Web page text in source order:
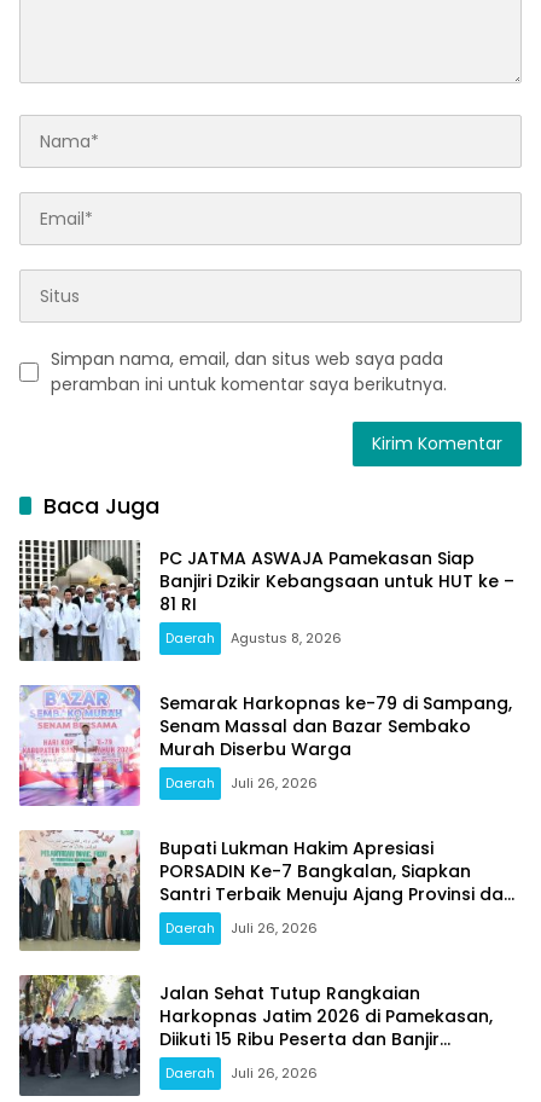
Simpan nama, email, dan situs web saya pada
peramban ini untuk komentar saya berikutnya.
Baca Juga
PC JATMA ASWAJA Pamekasan Siap
Banjiri Dzikir Kebangsaan untuk HUT ke –
81 RI
Daerah Agustus 8, 2026
Semarak Harkopnas ke-79 di Sampang,
Senam Massal dan Bazar Sembako
Murah Diserbu Warga
Daerah Juli 26, 2026
Bupati Lukman Hakim Apresiasi
PORSADIN Ke-7 Bangkalan, Siapkan
Santri Terbaik Menuju Ajang Provinsi dan
Nasional
Daerah Juli 26, 2026
Jalan Sehat Tutup Rangkaian
Harkopnas Jatim 2026 di Pamekasan,
Diikuti 15 Ribu Peserta dan Banjir
Doorprize
Daerah Juli 26, 2026